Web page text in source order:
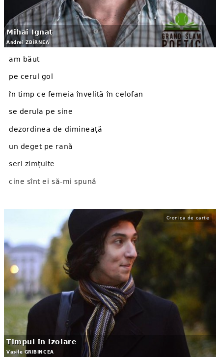
Mihai Ignat
Andrei ZBÎRNEA
am băut
pe cerul gol
în timp ce femeia învelită în celofan
se derula pe sine
dezordinea de dimineață
un deget pe rană
seri zimțuite
cine sînt ei să-mi spună
da, silă
și poemul care escaladează
întunericul
***
mă trag în jos
toate mîi ...
Cronica de carte
T​impul în izolare
Vasile GRIBINCEA